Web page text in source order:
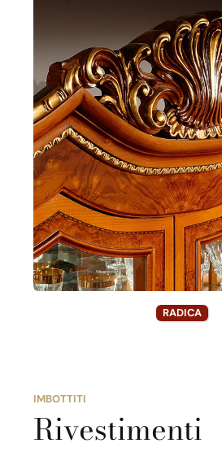
RADICA
IMBOTTITI
Rivestimenti